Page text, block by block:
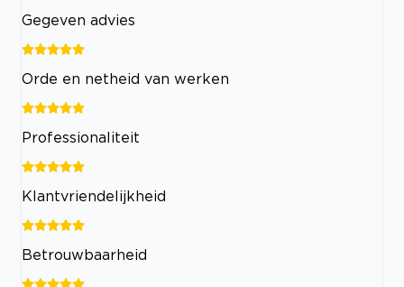
Gegeven advies
Orde en netheid van werken
Professionaliteit
Klantvriendelijkheid
Betrouwbaarheid